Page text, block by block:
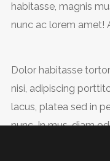
habitasse, magnis
nunc ac lorem amet!
Dolor habitasse
nisi, adipiscing
lacus, platea sed in
nunc. In mus, diam